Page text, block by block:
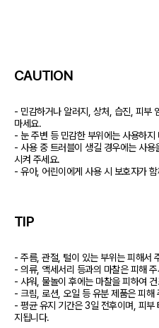
CAUTION
- 민감하거나 알러지, 상처, 습진, 피부
마세요.
- 눈 주변 등 민감한 부위에는 사용하지
- 사용 중 트러블이 생길 경우에는 사
시켜 주세요.
- 유아, 어린이에게 사용 시 보호자가
TIP
- 주름, 관절, 털이 있는 부위는 피해서
- 의류, 액세서리 등과의 마찰은 피해
- 샤워, 물놀이 후에는 마찰을 피하여
- 크림, 로션, 오일 등 유분 제품은 피해
- 평균 유지 기간은 3일 전후이며, 피
지됩니다.